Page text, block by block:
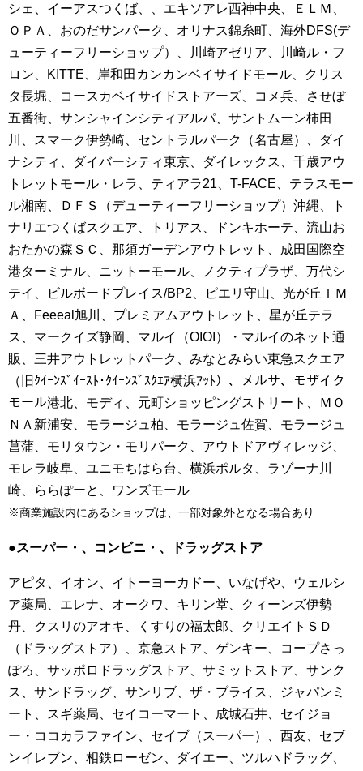
シェ、イーアスつくば、、エキソアレ西神中央、ＥＬＭ、
ＯＰＡ、おのだサンパーク、オリナス錦糸町、海外DFS(デ
ューティーフリーショップ）、川崎アゼリア、川崎ル・フ
ロン、KITTE、岸和田カンカンベイサイドモール、クリス
タ長堀、コースカベイサイドストアーズ、コメ兵、させぼ
五番街、サンシャインシティアルパ、サントムーン柿田
川、スマーク伊勢崎、セントラルパーク（名古屋）、ダイ
ナシティ、ダイバーシティ東京、ダイレックス、千歳アウ
トレットモール・レラ、ティアラ21、T-FACE、テラスモー
ル湘南、ＤＦＳ（デューティーフリーショップ）沖縄、ト
ナリエつくばスクエア、トリアス、ドンキホーテ、流山お
おたかの森ＳＣ、那須ガーデンアウトレット、成田国際空
港ターミナル、ニットーモール、ノクティプラザ、万代シ
テイ、ビルボードプレイス/BP2、ピエリ守山、光が丘ＩＭ
Ａ、Feeeal旭川、プレミアムアウトレット、星が丘テラ
ス、マークイズ静岡、マルイ（OIOI）・マルイのネット通
販、三井アウトレットパーク、みなとみらい東急スクエア
（旧ｸｲｰﾝｽﾞｲｰｽﾄ･ｸｲｰﾝｽﾞｽｸｴｱ横浜ｱｯﾄ）、メルサ、モザイク
モール港北、モディ、元町ショッピングストリート、ＭＯ
ＮＡ新浦安、モラージュ柏、モラージュ佐賀、モラージュ
菖蒲、モリタウン・モリパーク、アウトドアヴィレッジ、
モレラ岐阜、ユニモちはら台、横浜ポルタ、ラゾーナ川
崎、ららぽーと、ワンズモール
※商業施設内にあるショップは、一部対象外となる場合あり
●スーパー・、コンビニ・、ドラッグストア
アピタ、イオン、イトーヨーカドー、いなげや、ウェルシ
ア薬局、エレナ、オークワ、キリン堂、クィーンズ伊勢
丹、クスリのアオキ、くすりの福太郎、クリエイトＳＤ
（ドラッグストア）、京急ストア、ゲンキー、コープさっ
ぽろ、サッポロドラッグストア、サミットストア、サンク
ス、サンドラッグ、サンリブ、ザ・プライス、ジャパンミ
ート、スギ薬局、セイコーマート、成城石井、セイジョ
ー・ココカラファイン、セイブ（スーパー）、西友、セブ
ンイレブン、相鉄ローゼン、ダイエー、ツルハドラッグ、